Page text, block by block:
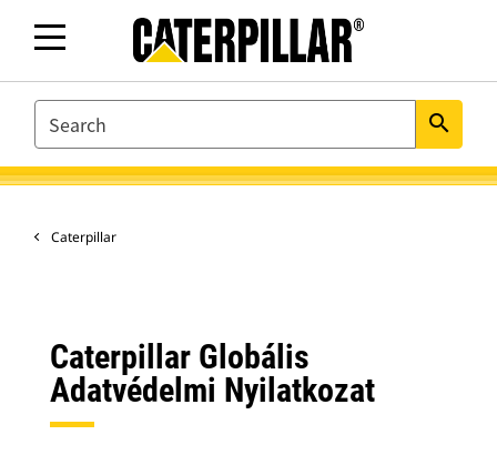
SEARCH search
Caterpillar
Caterpillar Globális
Adatvédelmi Nyilatkozat